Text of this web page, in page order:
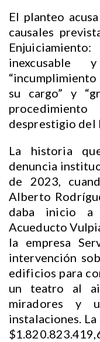
El planteo
causales
inexcusable
su cargo” y
desprestigio del
La historia
denuncia
de 2023,
Alberto
daba inicio
Acueducto
la empresa
intervención
edificios para
un teatro al
miradores y
instalaciones.